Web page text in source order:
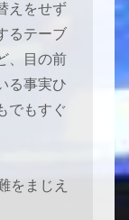
えをせず
るテーブ
、目の前
る事実ひ
でもすぐ
をまじえ